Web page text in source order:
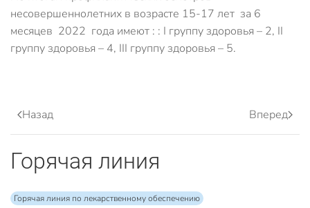
несовершеннолетних в возрасте 15-17 лет за 6
месяцев 2022 года имеют : : I группу здоровья – 2, II
группу здоровья – 4, III группу здоровья – 5.
Назад Вперед
Горячая линия
Горячая линия по лекарственному обеспечению